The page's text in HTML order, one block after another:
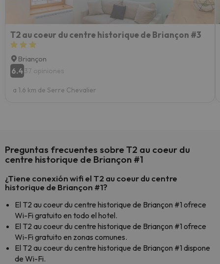
T2 au coeur du centre historique de Briançon #3
Briançon
6.437 opiniones
a 1.6 km de Serre Chevalier
Preguntas frecuentes sobre T2 au coeur du
centre historique de Briançon #1
¿Tiene conexión wifi el T2 au coeur du centre
historique de Briançon #1?
El T2 au coeur du centre historique de Briançon #1 ofrece
Wi-Fi gratuito en todo el hotel.
El T2 au coeur du centre historique de Briançon #1 ofrece
Wi-Fi gratuito en zonas comunes.
El T2 au coeur du centre historique de Briançon #1 dispone
de Wi-Fi.